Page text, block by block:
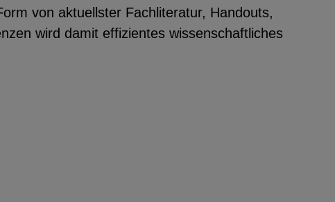
von aktuellster Fachliteratur, Handouts,
wird damit effizientes wissenschaftliches